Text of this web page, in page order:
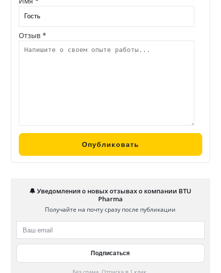
Отзыв *
🔔 Уведомления о новых отзывах о компании BTU
Pharma
Получайте на почту сразу после публикации